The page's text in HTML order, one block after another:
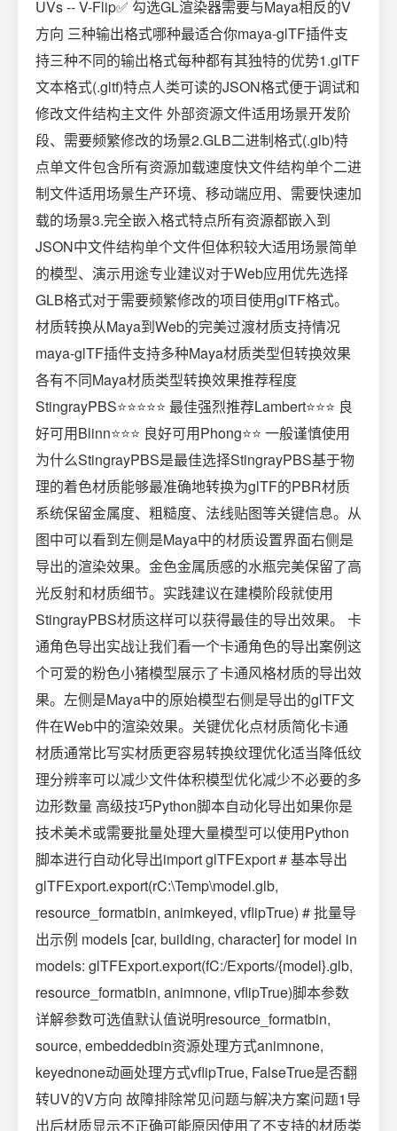
UVs -- V-Flip✅ 勾选GL渲染器需要与Maya相反的V
方向 三种输出格式哪种最适合你maya-glTF插件支
持三种不同的输出格式每种都有其独特的优势1.glTF
文本格式(.gltf)特点人类可读的JSON格式便于调试和
修改文件结构主文件 外部资源文件适用场景开发阶
段、需要频繁修改的场景2.GLB二进制格式(.glb)特
点单文件包含所有资源加载速度快文件结构单个二进
制文件适用场景生产环境、移动端应用、需要快速加
载的场景3.完全嵌入格式特点所有资源都嵌入到
JSON中文件结构单个文件但体积较大适用场景简单
的模型、演示用途专业建议对于Web应用优先选择
GLB格式对于需要频繁修改的项目使用glTF格式。
材质转换从Maya到Web的完美过渡材质支持情况
maya-glTF插件支持多种Maya材质类型但转换效果
各有不同Maya材质类型转换效果推荐程度
StingrayPBS⭐⭐⭐⭐⭐ 最佳强烈推荐Lambert⭐⭐⭐ 良
好可用Blinn⭐⭐⭐ 良好可用Phong⭐⭐ 一般谨慎使用
为什么StingrayPBS是最佳选择StingrayPBS基于物
理的着色材质能够最准确地转换为glTF的PBR材质
系统保留金属度、粗糙度、法线贴图等关键信息。从
图中可以看到左侧是Maya中的材质设置界面右侧是
导出的渲染效果。金色金属质感的水瓶完美保留了高
光反射和材质细节。实践建议在建模阶段就使用
StingrayPBS材质这样可以获得最佳的导出效果。 卡
通角色导出实战让我们看一个卡通角色的导出案例这
个可爱的粉色小猪模型展示了卡通风格材质的导出效
果。左侧是Maya中的原始模型右侧是导出的glTF文
件在Web中的渲染效果。关键优化点材质简化卡通
材质通常比写实材质更容易转换纹理优化适当降低纹
理分辨率可以减少文件体积模型优化减少不必要的多
边形数量 高级技巧Python脚本自动化导出如果你是
技术美术或需要批量处理大量模型可以使用Python
脚本进行自动化导出import glTFExport # 基本导出
glTFExport.export(rC:\Temp\model.glb,
resource_formatbin, animkeyed, vflipTrue) # 批量导
出示例 models [car, building, character] for model in
models: glTFExport.export(fC:/Exports/{model}.glb,
resource_formatbin, animnone, vflipTrue)脚本参数
详解参数可选值默认值说明resource_formatbin,
source, embeddedbin资源处理方式animnone,
keyednone动画处理方式vflipTrue, FalseTrue是否翻
转UV的V方向️ 故障排除常见问题与解决方案问题1导
出后材质显示不正确可能原因使用了不支持的材质类